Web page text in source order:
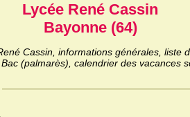
Lycée René Cassin
Bayonne (64)
Cassin, informations générales, liste
(palmarès), calendrier des vacances